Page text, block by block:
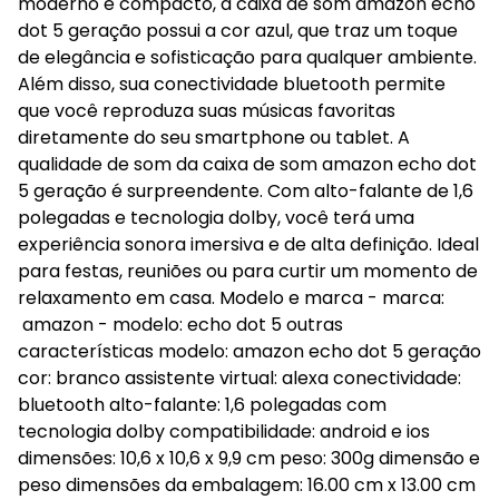
dot 5 geração possui a cor azul, que traz um toque
de elegância e sofisticação para qualquer ambiente.
Além disso, sua conectividade bluetooth permite
que você reproduza suas músicas favoritas
diretamente do seu smartphone ou tablet. A
qualidade de som da caixa de som amazon echo dot
5 geração é surpreendente. Com alto-falante de 1,6
polegadas e tecnologia dolby, você terá uma
experiência sonora imersiva e de alta definição. Ideal
para festas, reuniões ou para curtir um momento de
relaxamento em casa. Modelo e marca - marca:
amazon - modelo: echo dot 5 outras
características modelo: amazon echo dot 5 geração
cor: branco assistente virtual: alexa conectividade:
bluetooth alto-falante: 1,6 polegadas com
tecnologia dolby compatibilidade: android e ios
dimensões: 10,6 x 10,6 x 9,9 cm peso: 300g dimensão e
peso dimensões da embalagem: 16.00 cm x 13.00 cm